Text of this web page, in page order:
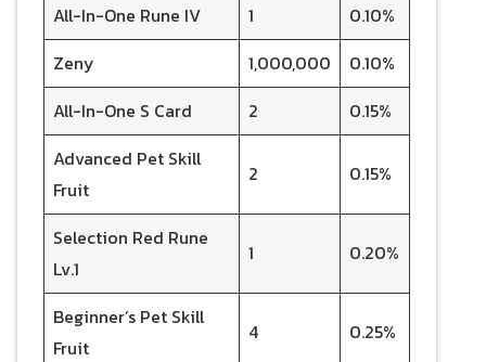
All-In-One Rune IV
1
0.10%
Zeny
1,000,000
0.10%
All-In-One S Card
2
0.15%
Advanced Pet Skill
Fruit
2 0.15%
Selection Red Rune
Lv.1
1 0.20%
Beginner’s Pet Skill
Fruit
4 0.25%